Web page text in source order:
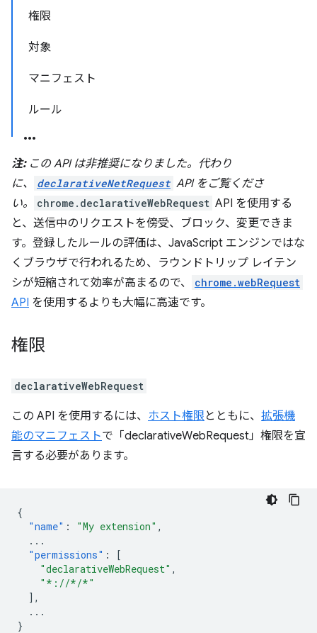
権限
対象
マニフェスト
ルール
注:この API は非推奨になりました。代わり
に、
declarativeNetRequest API をご覧くださ
い。
chrome.declarativeWebRequest API を使用する
と、送信中のリクエストを傍受、ブロック、変更できま
す。登録したルールの評価は、JavaScript エンジンではな
くブラウザで行われるため、ラウンドトリップ レイテン
シが短縮されて効率が高まるので、
chrome.webRequest
API を使用するよりも大幅に高速です。
権限
declarativeWebRequest
この API を使用するには、 ホスト権限 とともに、 拡張機
能のマニフェストで「declarativeWebRequest」権限を宣
言する必要があります。
{
"name" : "My extension" ,
...
"permissions" :
[
"declarativeWebRequest" ,
"*://*/*"
],
...
}